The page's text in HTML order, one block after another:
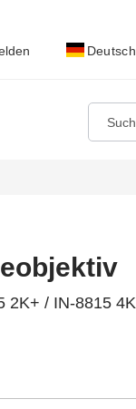
Deutsch
2K+ / IN-8815 4K